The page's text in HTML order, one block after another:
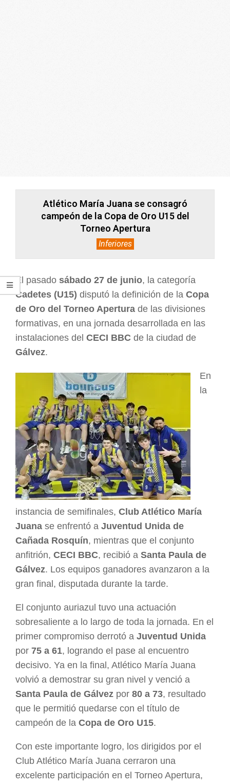
Atlético María Juana se consagró
campeón de la Copa de Oro U15 del
Torneo Apertura
Inferiores
El pasado sábado 27 de junio, la categoría
Cadetes (U15) disputó la definición de la Copa
de Oro del Torneo Apertura de las divisiones
formativas, en una jornada desarrollada en las
instalaciones del CECI BBC de la ciudad de
Gálvez.
En
la
instancia de semifinales, Club Atlético María
Juana se enfrentó a Juventud Unida de
Cañada Rosquín, mientras que el conjunto
anfitrión, CECI BBC, recibió a Santa Paula de
Gálvez. Los equipos ganadores avanzaron a la
gran final, disputada durante la tarde.
El conjunto auriazul tuvo una actuación
sobresaliente a lo largo de toda la jornada. En el
primer compromiso derrotó a Juventud Unida
por 75 a 61, logrando el pase al encuentro
decisivo. Ya en la final, Atlético María Juana
volvió a demostrar su gran nivel y venció a
Santa Paula de Gálvez por 80 a 73, resultado
que le permitió quedarse con el título de
campeón de la Copa de Oro U15.
Con este importante logro, los dirigidos por el
Club Atlético María Juana cerraron una
excelente participación en el Torneo Apertura,